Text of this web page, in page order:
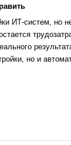
ИТ-систем, но
но и